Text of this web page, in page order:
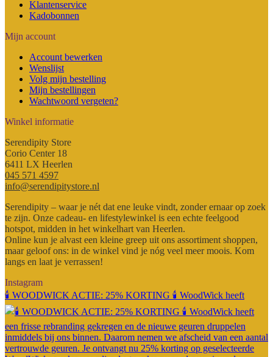
Klantenservice
Kadobonnen
Mijn account
Account bewerken
Wenslijst
Volg mijn bestelling
Mijn bestellingen
Wachtwoord vergeten?
Winkel informatie
Serendipity Store
Corio Center 18
6411 LX Heerlen
045 571 4597
info@serendipitystore.nl
Serendipity – waar je nét dat ene leuke vindt, zonder ernaar op zoek
te zijn. Onze cadeau- en lifestylewinkel is een echte feelgood
hotspot, midden in het winkelhart van Heerlen.
Online kun je alvast een kleine greep uit ons assortiment shoppen,
maar geloof ons: in de winkel vind je nóg veel meer moois. Kom
langs en laat je verrassen!
Instagram
🕯️ WOODWICK ACTIE: 25% KORTING 🕯️ WoodWick heeft